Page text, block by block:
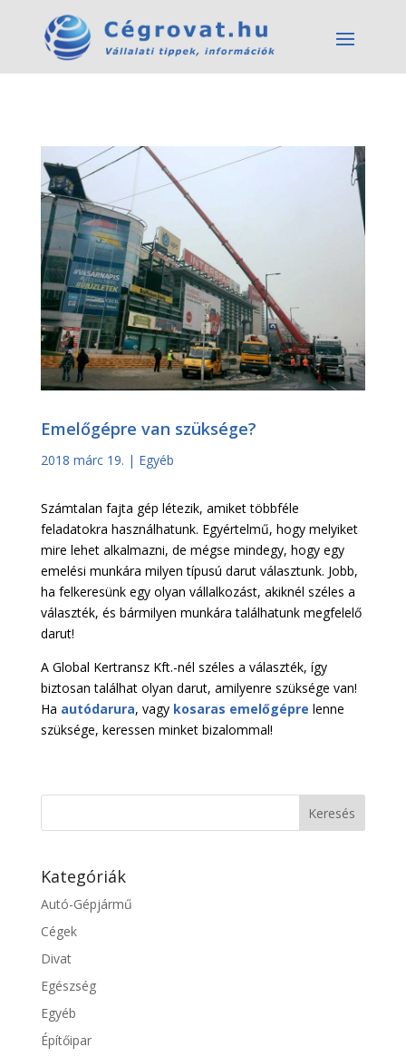
Emelőgépre van szüksége?
2018 márc 19. | Egyéb
Számtalan fajta gép létezik, amiket többféle
feladatokra használhatunk. Egyértelmű, hogy melyiket
mire lehet alkalmazni, de mégse mindegy, hogy egy
emelési munkára milyen típusú darut választunk. Jobb,
ha felkeresünk egy olyan vállalkozást, akiknél széles a
választék, és bármilyen munkára találhatunk megfelelő
darut!
A Global Kertransz Kft.-nél széles a választék, így
biztosan találhat olyan darut, amilyenre szüksége van!
Ha autódarura, vagy kosaras emelőgépre lenne
szüksége, keressen minket bizalommal!
Kategóriák
Autó-Gépjármű
Cégek
Divat
Egészség
Egyéb
Építőipar